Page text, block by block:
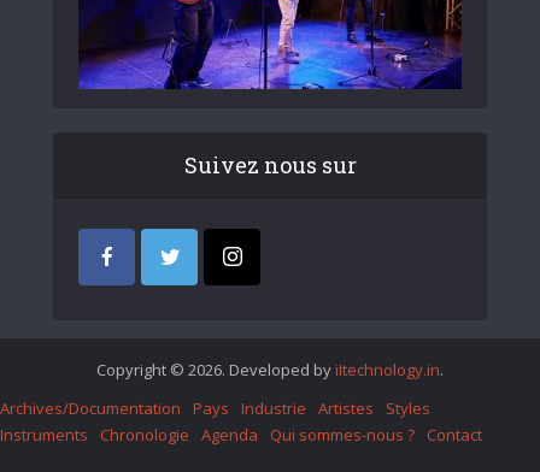
Suivez nous sur
Copyright © 2026. Developed by iItechnology.in.
Archives/Documentation
Pays Industrie Artistes
Styles
Instruments
Chronologie Agenda Qui sommes-nous ? Contact